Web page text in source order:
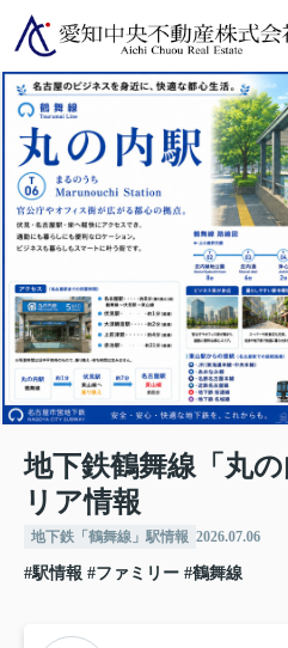
地下鉄鶴舞線「丸
リア情報
地下鉄「鶴舞線」駅情報 2026.07.06
#駅情報 #ファミリー #鶴舞線